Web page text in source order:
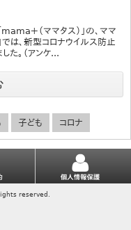
＋（ママタス）」の、ママ
は、新型コロナウイルス防止
た。（アンケ...
子ども コロナ
reserved.